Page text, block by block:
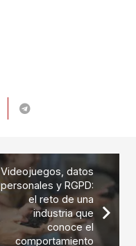
Videojuegos, datos
personales y RGPD:
el reto de una
industria que
conoce el
comportamiento